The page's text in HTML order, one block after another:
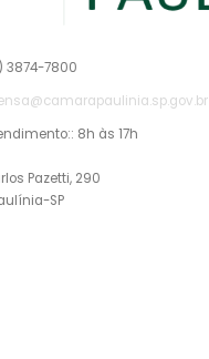
3874-7800
8h às 17h
Pazetti, 290
SP